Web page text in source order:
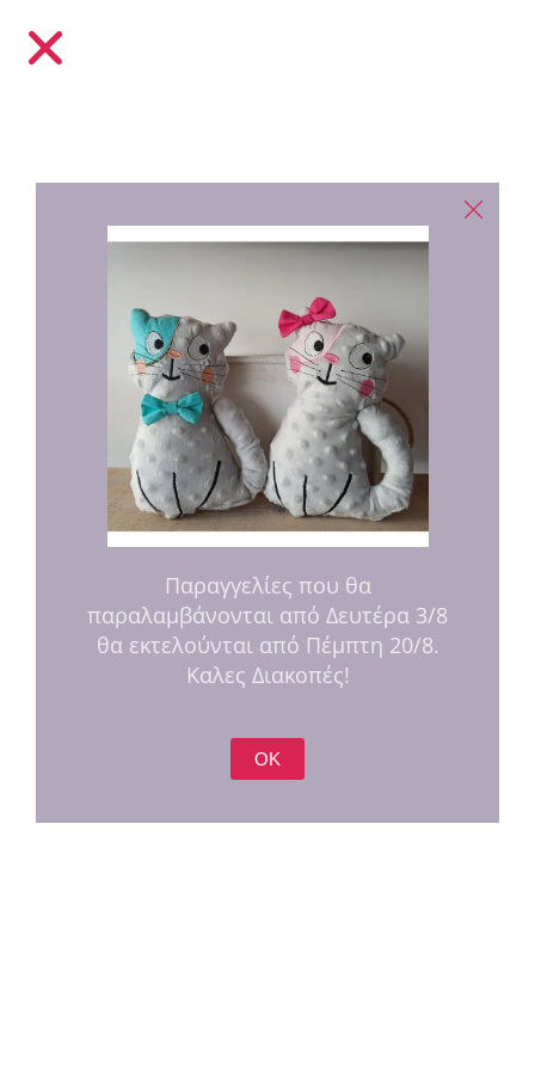
Παραγγελίες που θα
παραλαμβάνονται από Δευτέρα 3/8
θα εκτελούνται από Πέμπτη 20/8.
Καλες Διακοπές!
OK